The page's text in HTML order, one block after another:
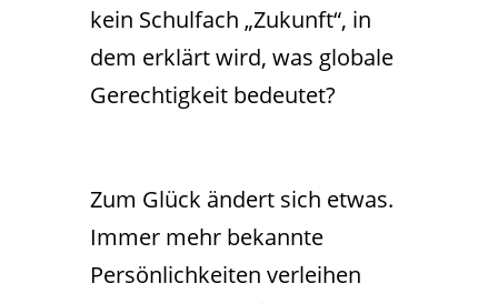
kein Schulfach „Zukunft“, in
dem erklärt wird, was globale
Gerechtigkeit bedeutet?
Zum Glück ändert sich etwas.
Immer mehr bekannte
Persönlichkeiten verleihen